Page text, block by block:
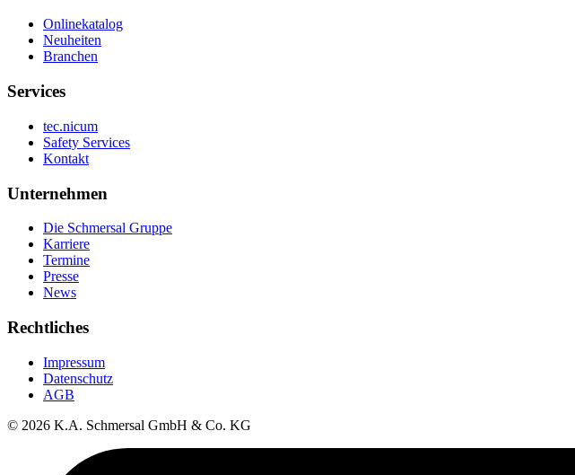
Onlinekatalog
Neuheiten
Branchen
Services
tec.nicum
Safety Services
Kontakt
Unternehmen
Die Schmersal Gruppe
Karriere
Termine
Presse
News
Rechtliches
Impressum
Datenschutz
AGB
© 2026 K.A. Schmersal GmbH & Co. KG